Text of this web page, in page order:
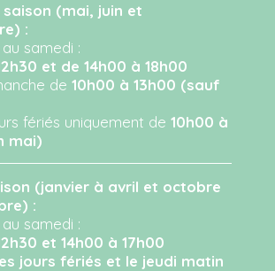
saison (mai, juin et
:
samedi :
et de 14h00 à 18h00
de10h00 à 13h00 (sauf
fériés uniquement de10h00 à
mai)
(janvier à avril et octobre
:
samedi :
et 14h00 à 17h00
jours fériés et le jeudi matin